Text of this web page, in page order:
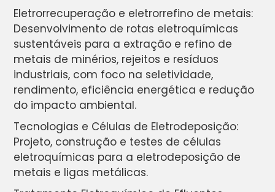
Eletrorrecuperação e eletrorrefino de metais:
Desenvolvimento de rotas eletroquímicas
sustentáveis para a extração e refino de
metais de minérios, rejeitos e resíduos
industriais, com foco na seletividade,
rendimento, eficiência energética e redução
do impacto ambiental.
Tecnologias e Células de Eletrodeposição:
Projeto, construção e testes de células
eletroquímicas para a eletrodeposição de
metais e ligas metálicas.